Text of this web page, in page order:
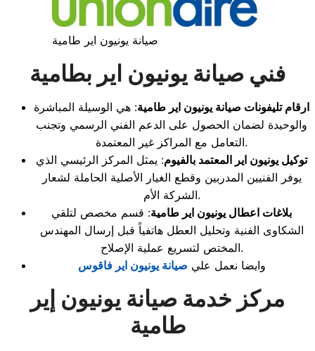
صيانة يونيون اير طامية
فني صيانة يونيون اير بطامية
ارقام تليفونات صيانة يونيون اير طامية: هي الوسيلة المباشرة
والوحيدة لضمان الحصول على الدعم الفني الرسمي وتجنب
التعامل مع المراكز غير المعتمدة.
توكيل يونيون اير المعتمد بالفيوم: يمثل المركز الرئيسي الذي
يوفر الفنيين المدربين وقطع الغيار الأصلية الحاملة لشعار
الشركة الأم.
بلاغات اعطال يونيون اير طامية: قسم مخصص لتلقي
الشكاوى الفنية وتحليل العطل هاتفياً قبل إرسال المهندس
المختص لتسريع عملية الإصلاح.
وايضا نعمل علي صيانة يونيون اير فاقوس
مركز خدمة صيانة يونيون إير
طامية